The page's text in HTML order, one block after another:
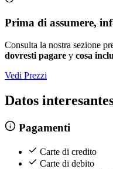
Prima di assumere,
Consulta la nostra sezione
dovresti pagare y cosa
Vedi Prezzi
Datos
Pagamenti
Carte di credito
Carte di debito